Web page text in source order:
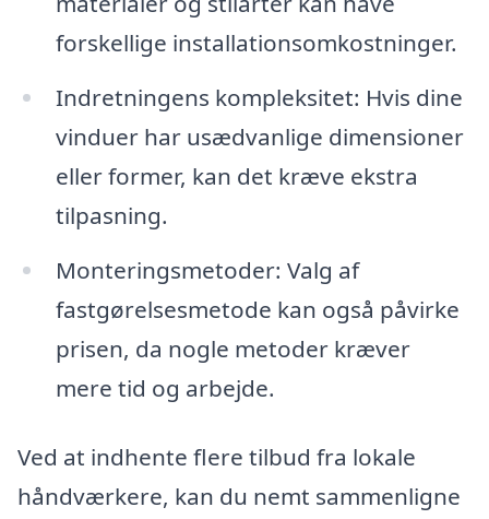
forskellige installationsomkostninger.
Indretningens kompleksitet: Hvis dine
vinduer har usædvanlige dimensioner
eller former, kan det kræve ekstra
tilpasning.
Monteringsmetoder: Valg af
fastgørelsesmetode kan også påvirke
prisen, da nogle metoder kræver
mere tid og arbejde.
Ved at indhente flere tilbud fra lokale
håndværkere, kan du nemt sammenligne